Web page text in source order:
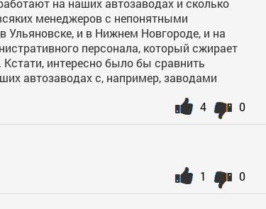
на наших автозаводах и сколько
менеджеров с непонятными
Ульяновске, и в Нижнем Новгороде, и на
персонала, который сжирает
интересно было бы сравнить
автозаводах с, например, заводами
0
4
0
1